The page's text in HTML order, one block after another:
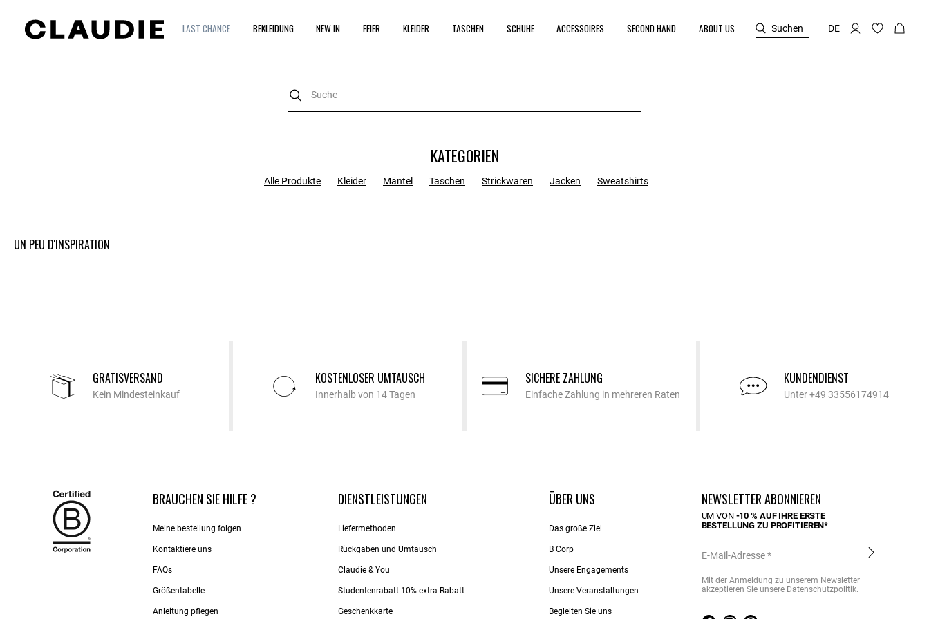
LAST CHANCE BEKLEIDUNG NEW IN FEIER KLEIDER TASCHEN SCHUHE ACCESSOIRES SECOND HAND ABOUT US Suchen DE
KATEGORIEN
Alle Produkte Kleider Mäntel Taschen Strickwaren Jacken Sweatshirts
UN PEU D'INSPIRATION
GRATISVERSAND
Kein Mindesteinkauf
KOSTENLOSER UMTAUSCH
Innerhalb von 14 Tagen
SICHERE ZAHLUNG
Einfache Zahlung in mehreren Raten
KUNDENDIENST
Unter +49 33556174914
BRAUCHEN SIE HILFE ?
Meine bestellung folgen
Kontaktiere uns​
FAQs
Größentabelle
Anleitung pflegen
DIENSTLEISTUNGEN
Liefermethoden
Rückgaben und Umtausch
Claudie & You
Studentenrabatt 10% extra Rabatt
Geschenkkarte
ÜBER UNS
Das große Ziel
B Corp
Unsere Engagements
Unsere Veranstaltungen
Begleiten Sie uns
NEWSLETTER ABONNIEREN
UM VON -10 % AUF IHRE ERSTE
BESTELLUNG ZU PROFITIEREN*
E-Mail-Adresse
Mit der Anmeldung zu unserem Newsletter
akzeptieren Sie unsere Datenschutzpolitik.